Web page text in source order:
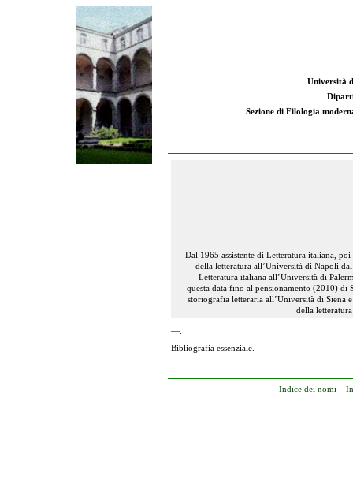
Università
Sezione di Filologia
Dal 1965 assistente di Letteratura italiana,
della letteratura all’Università di Napoli
Letteratura italiana all’Università di
questa data fino al pensionamento (2010) di
storiografia letteraria all’Università di Siena
della
—.
Bibliografia essenziale. —
Indice dei nomi